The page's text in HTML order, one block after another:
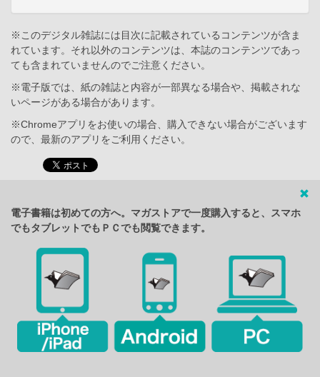
※このデジタル雑誌には目次に記載されているコンテンツが含ま
れています。それ以外のコンテンツは、本誌のコンテンツであっ
ても含まれていませんのでご注意ください。
※電子版では、紙の雑誌と内容が一部異なる場合や、掲載されな
いページがある場合があります。
※Chromeアプリをお使いの場合、購入できない場合がございます
ので、最新のアプリをご利用ください。
電子書籍は初めての方へ。マガストアで一度購入すると、スマホ
でもタブレットでもＰＣでも閲覧できます。